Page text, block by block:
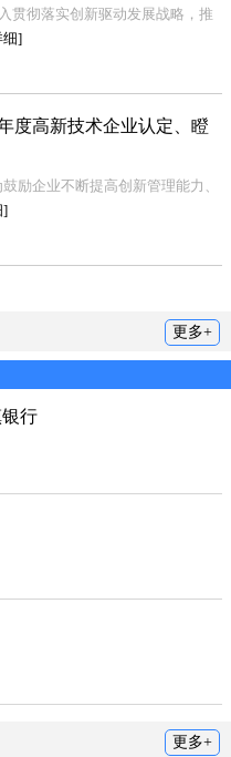
贯彻落实创新驱动发展战略，推
细]
度高新技术企业认定、瞪
励企业不断提高创新管理能力、
]
更多+
行
更多+